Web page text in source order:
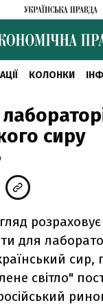
КОЛОНКИ
сиру
для
сир,
світло"